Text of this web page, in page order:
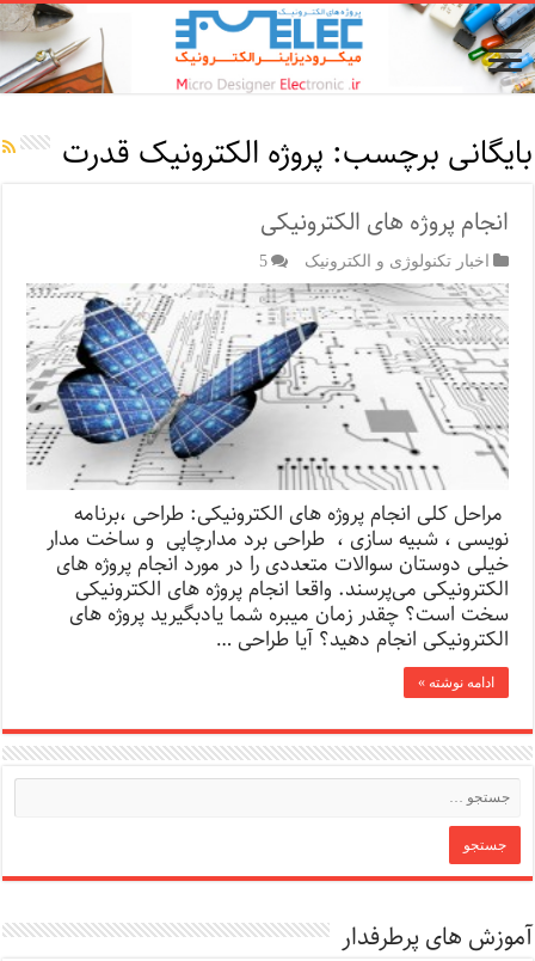
بایگانی برچسب: پروژه الکترونیک قدرت
انجام پروژه های الکترونیکی
اخبار تکنولوژی و الکترونیک 5
مراحل کلی انجام پروژه های الکترونیکی: طراحی ،برنامه
نویسی ، شبیه سازی ، طراحی برد مدارچاپی و ساخت مدار
خیلی دوستان سوالات متعددی را در مورد انجام پروژه های
الکترونیکی می‌پرسند. واقعا انجام پروژه های الکترونیکی
سخت است؟ چقدر زمان میبره شما یادبگیرید پروژه های
الکترونیکی انجام دهید؟ آیا طراحی …
ادامه نوشته »
آموزش های پرطرفدار